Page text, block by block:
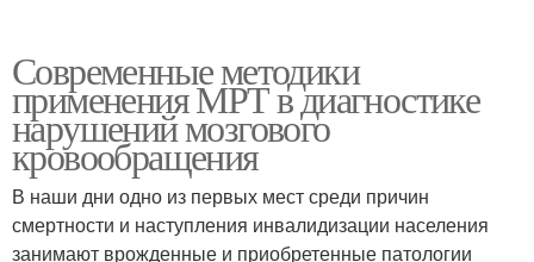
Современные методики
применения МРТ в диагностике
нарушений мозгового
кровообращения
В наши дни одно из первых мест среди причин
смертности и наступления инвалидизации населения
занимают врожденные и приобретенные патологии